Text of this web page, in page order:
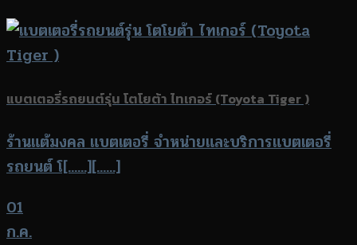
แบตเตอรี่รถยนต์รุ่น โตโยต้า ไทเกอร์ (Toyota Tiger )
ร้านแต้มงคล แบตเตอรี่ จำหน่ายและบริการแบตเตอรี่
รถยนต์ โ[......][......]
01
ก.ค.